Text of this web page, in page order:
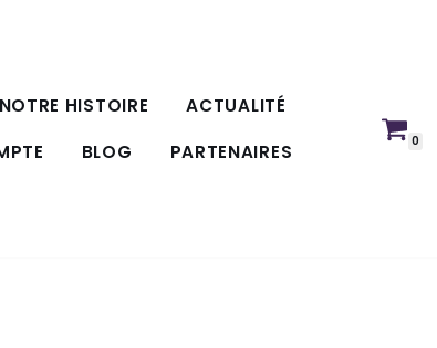
NOTRE HISTOIRE
ACTUALITÉ
BLOG PARTENAIRES 0